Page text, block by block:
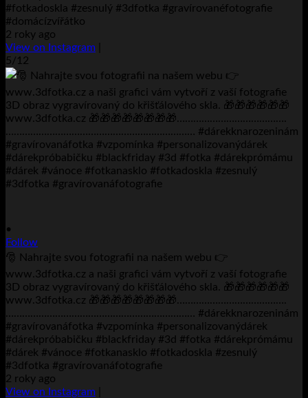
#fotkadoskla #zesnulý #3dfotka #gravírovanéfotografie
#domácízvířátko
2 roky ago
View on Instagram
5/12
•
Follow
🎅 Nahrajte svou fotografii na našem webu 👉
www.3dfotka.cz a naši grafici vám vytvoří z vaší fotografie
3D obraz vygravírovaný do křišťálového skla. 🎁🎁🎁🎁🎁🎁
www.3dfotka.cz 🎁🎁🎁🎁🎁🎁🎁🎁………………………………….
…………………………………………………………… #dárekknarozeninám
#gravírovanáfotka #vzpomínka #personalizovanýdárek
#dárekpróbabičku #blackfriday #3d #fotka #dárekprómámu
#dárek #vánoce #fotkanasklo #fotkadoskla #zesnulý
#3dfotka #gravírovanáfotografie
2 roky ago
View on Instagram